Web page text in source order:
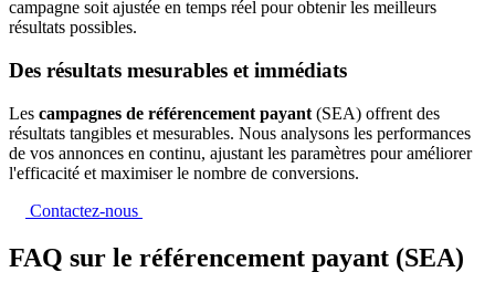
campagne soit ajustée en temps réel pour obtenir les meilleurs
résultats possibles.
Des résultats mesurables et immédiats
Les campagnes de référencement payant (SEA) offrent des
résultats tangibles et mesurables. Nous analysons les performances
de vos annonces en continu, ajustant les paramètres pour améliorer
l'efficacité et maximiser le nombre de conversions.
Contactez-nous
FAQ sur le référencement payant (SEA)